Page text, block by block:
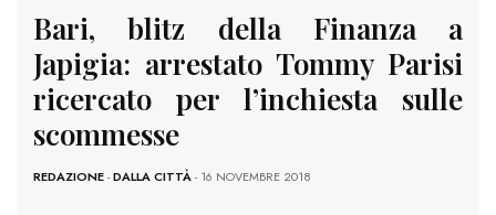
Bari, blitz della Finanza a
Japigia: arrestato Tommy Parisi
ricercato per l’inchiesta sulle
scommesse
REDAZIONE-DALLA CITTÀ- 16 NOVEMBRE 2018